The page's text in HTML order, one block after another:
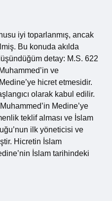
iyi toparlanmış, ancak
Bu konuda akılda
detay: M.S. 622
ve
hicret etmesidir.
olarak kabul edilir.
Medine’ye
teklif alması ve İslam
ilk yöneticisi ve
Hicretin İslam
İslam tarihindeki